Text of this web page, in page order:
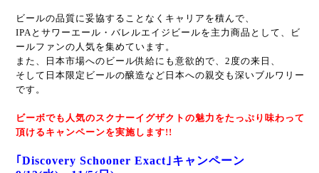
ビールの品質に妥協することなくキャリアを積んで、
IPAとサワーエール・バレルエイジビールを主力商品として、ビ
ールファンの人気を集めています。
また、日本市場へのビール供給にも意欲的で、2度の来日、
そして日本限定ビールの醸造など日本への親交も深いブルワリー
です。
ビーボでも人気のスクナーイグザクト の魅力をたっぷり味わって
頂けるキャンペーンを実施します!!
｢Discovery Schooner Exact｣キャンペーン